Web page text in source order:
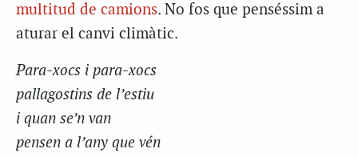
multitud de camions. No fos que penséssim a
aturar el canvi climàtic.
Para-xocs i para-xocs
pallagostins de l’estiu
i quan se’n van
pensen a l’any que vén